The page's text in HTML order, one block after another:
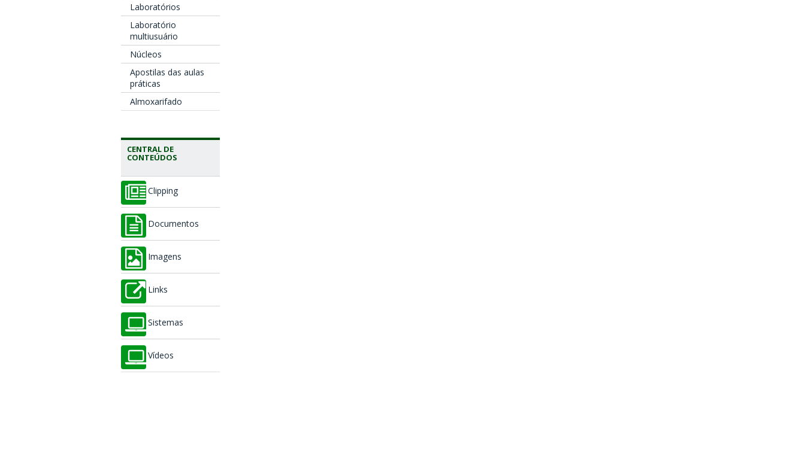
Laboratórios
Laboratório
multiusuário
Núcleos
Apostilas das aulas
práticas
Almoxarifado
CENTRAL DE
CONTEÚDOS
Clipping
Documentos
Imagens
Links
Sistemas
Vídeos